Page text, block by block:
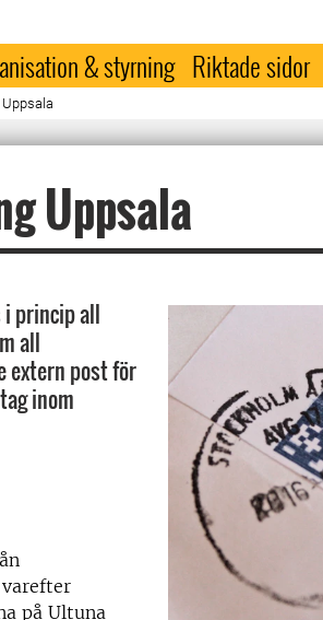
& styrning Riktade sidor
Uppsala
Uppsala
i princip all
all
extern post för
inom
på Ultuna